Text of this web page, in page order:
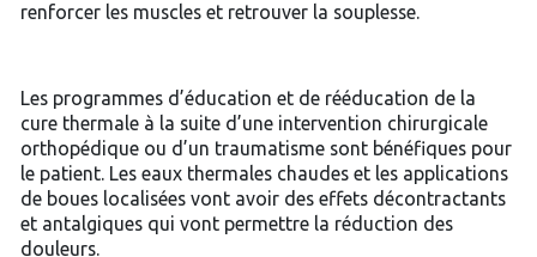
renforcer les muscles et retrouver la souplesse.
Les programmes d’éducation et de rééducation de la
cure thermale à la suite d’une intervention chirurgicale
orthopédique ou d’un traumatisme sont bénéfiques pour
le patient. Les eaux thermales chaudes et les applications
de boues localisées vont avoir des effets décontractants
et antalgiques qui vont permettre la réduction des
douleurs.